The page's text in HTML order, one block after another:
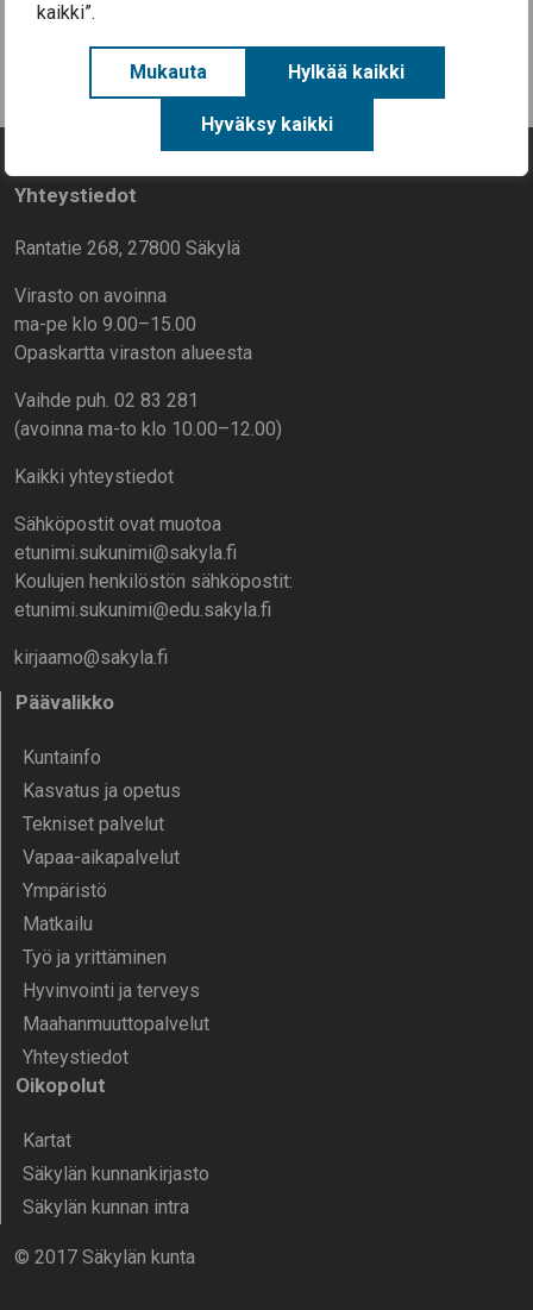
kaikki”.
Mukauta Hylkää kaikki
Hyväksy kaikki
Yhteystiedot
Rantatie 268, 27800 Säkylä
Virasto on avoinna
ma-pe klo 9.00–15.00
Opaskartta viraston alueesta
Vaihde puh. 02 83 281
(avoinna ma-to klo 10.00–12.00)
Kaikki yhteystiedot
Sähköpostit ovat muotoa
etunimi.sukunimi@sakyla.fi
Koulujen henkilöstön sähköpostit:
etunimi.sukunimi@edu.sakyla.fi
kirjaamo@sakyla.fi
Päävalikko
Kunta­info
Kasvatus ja opetus
Tekniset palvelut
Vapaa-aika­palvelut
Ympä­ristö
Mat­kailu
Työ ja yrittä­minen
Hyvinvointi ja terveys
Maahanmuuttopalvelut
Yhteystiedot
Oikopolut
Kartat
Säkylän kunnankirjasto
Säkylän kunnan intra
© 2017 Säkylän kunta